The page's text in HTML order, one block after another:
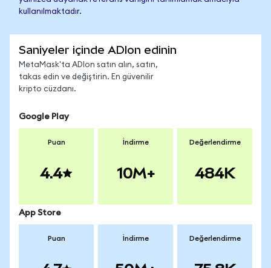
kullanılmaktadır.
Saniyeler içinde ADIon edinin
MetaMask'ta ADIon satın alın, satın,
takas edin ve değiştirin. En güvenilir
kripto cüzdanı.
Google Play
Puan
4.4
İndirme
10M+
Değerlendirme
484K
App Store
Puan İndirme Değerlendirme